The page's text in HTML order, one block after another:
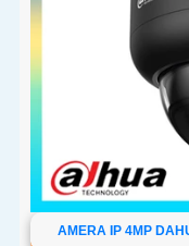
AMERA IP 4MP